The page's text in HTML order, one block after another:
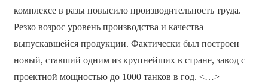
комплексе в разы повысило производительность труда.
Резко возрос уровень производства и качества
выпускавшейся продукции. Фактически был построен
новый, ставший одним из крупнейших в стране, завод с
проектной мощностью до 1000 танков в год. <…>